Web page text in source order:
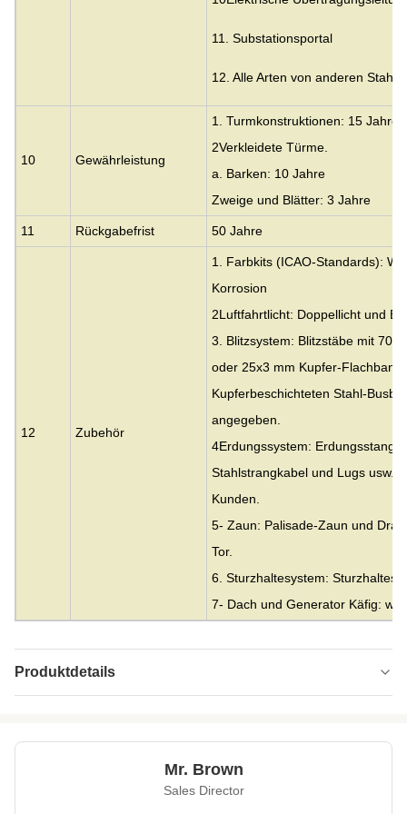
11. Substationsportal
12. Alle Arten von anderen
10 Gewährleistung
1. Turmkonstruktionen: 15 Jahre
2Verkleidete Türme.
a. Barken: 10 Jahre
Zweige und Blätter: 3 Jahre
11 Rückgabefrist 50 Jahre
12 Zubehör
1. Farbkits (ICAO-Standards):
Korrosion
2Luftfahrtlicht: Doppellicht und
3. Blitzsystem: Blitzstäbe mit 70
oder 25x3 mm Kupfer-Flachband
Kupferbeschichteten Stahl-
angegeben.
4Erdungssystem:
Stahlstrangkabel und Lugs usw.
Kunden.
5- Zaun: Palisade-Zaun und
Tor.
6. Sturzhaltesystem:
7- Dach und Generator Käfig:
Produktdetails
Height: 0-300m
einzelner Monopol
Mr. Brown
Sales Director